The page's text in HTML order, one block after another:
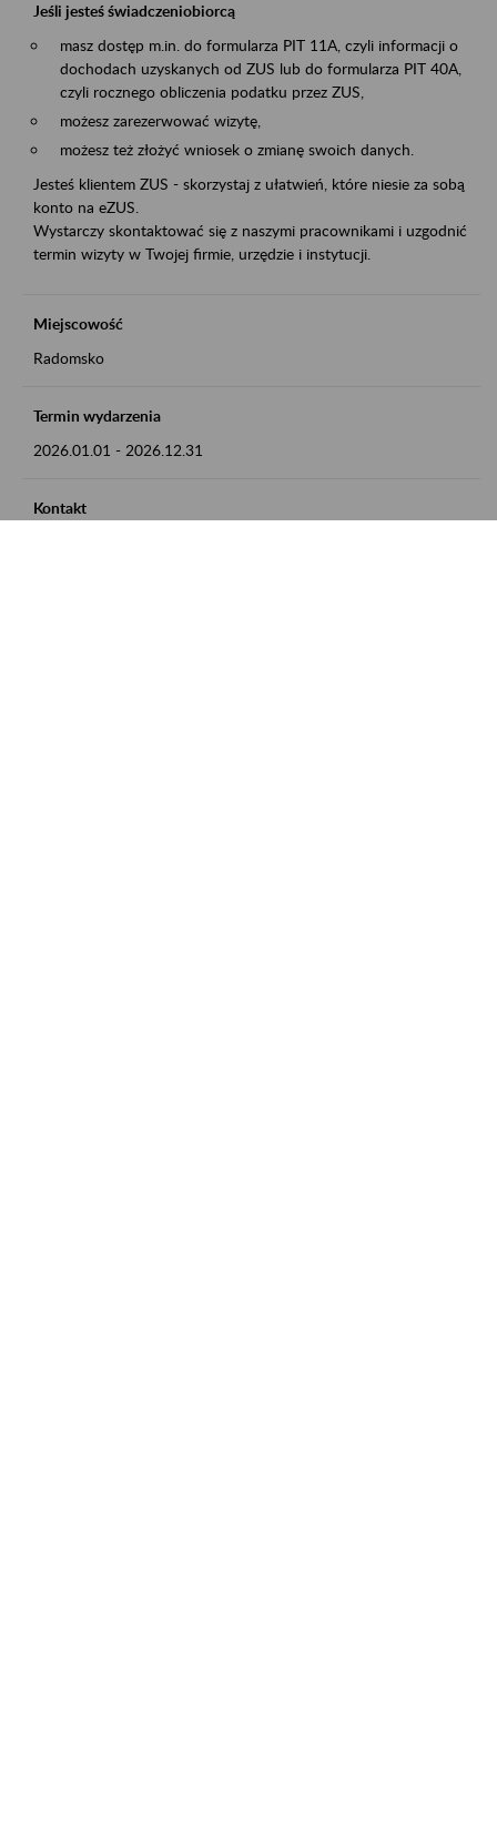
Jeśli jesteś świadczeniobiorcą
masz dostęp m.in. do formularza PIT 11A, czyli informacji o
dochodach uzyskanych od ZUS lub do formularza PIT 40A,
czyli rocznego obliczenia podatku przez ZUS,
możesz zarezerwować wizytę,
możesz też złożyć wniosek o zmianę swoich danych.
Jesteś klientem ZUS - skorzystaj z ułatwień, które niesie za sobą
konto na eZUS.
Wystarczy skontaktować się z naszymi pracownikami i uzgodnić
termin wizyty w Twojej firmie, urzędzie i instytucji.
Miejscowość
Radomsko
Termin wydarzenia
2026.01.01 - 2026.12.31
Kontakt